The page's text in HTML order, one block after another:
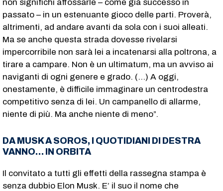
non significhi affossarle – come già successo in
passato – in un estenuante gioco delle parti. Proverà,
altrimenti, ad andare avanti da sola con i suoi alleati.
Ma se anche questa strada dovesse rivelarsi
impercorribile non sarà lei a incatenarsi alla poltrona, a
tirare a campare. Non è un ultimatum, ma un avviso ai
naviganti di ogni genere e grado. (…) A oggi,
onestamente, è difficile immaginare un centrodestra
competitivo senza di lei. Un campanello di allarme,
niente di più. Ma anche niente di meno”.
DA MUSK A SOROS, I QUOTIDIANI DI DESTRA
VANNO… IN ORBITA
Il convitato a tutti gli effetti della rassegna stampa è
senza dubbio Elon Musk. E’ il suo il nome che